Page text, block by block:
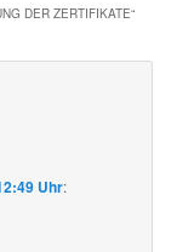
DER ZERTIFIKATE“
Uhr: